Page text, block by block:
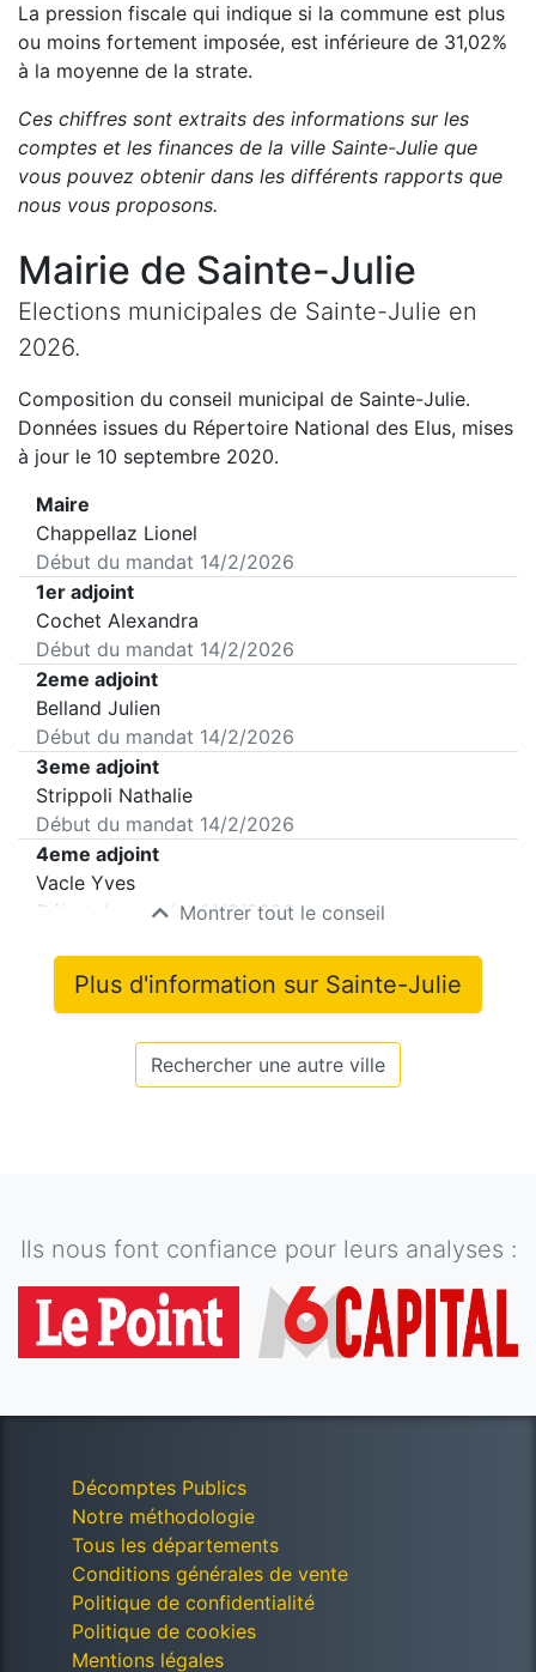
La pression fiscale qui indique si la commune est plus
ou moins fortement imposée, est inférieure de 31,02%
à la moyenne de la strate.
Ces chiffres sont extraits des informations sur les
comptes et les finances de la ville Sainte-Julie que
vous pouvez obtenir dans les différents rapports que
nous vous proposons.
Mairie de Sainte-Julie
Elections municipales de Sainte-Julie en
2026.
Composition du conseil municipal de Sainte-Julie.
Données issues du Répertoire National des Elus, mises
à jour le 10 septembre 2020.
Maire
Chappellaz Lionel
Début du mandat 14/2/2026
1er adjoint
Cochet Alexandra
Début du mandat 14/2/2026
2eme adjoint
Belland Julien
Début du mandat 14/2/2026
3eme adjoint
Strippoli Nathalie
Début du mandat 14/2/2026
4eme adjoint
Vacle Yves
Début du mandat14/2/2026
Montrer tout le conseil
Plus d'information sur Sainte-Julie
Rechercher une autre ville
Ils nous font confiance pour leurs analyses :
Décomptes Publics
Notre méthodologie
Tous les départements
Conditions générales de vente
Politique de confidentialité
Politique de cookies
Mentions légales